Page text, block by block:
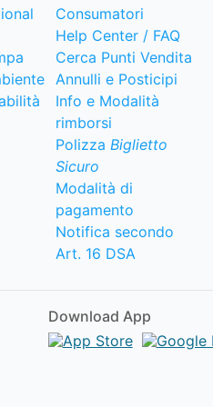
Consumatori
Help Center / FAQ
Cerca Punti Vendita
Annulli e Posticipi
Info e Modalità
rimborsi
Polizza Biglietto
Sicuro
Modalità di
pagamento
Notifica secondo
Art. 16 DSA
Download App